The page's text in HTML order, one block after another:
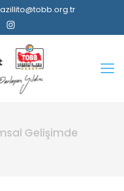
Gelişimde